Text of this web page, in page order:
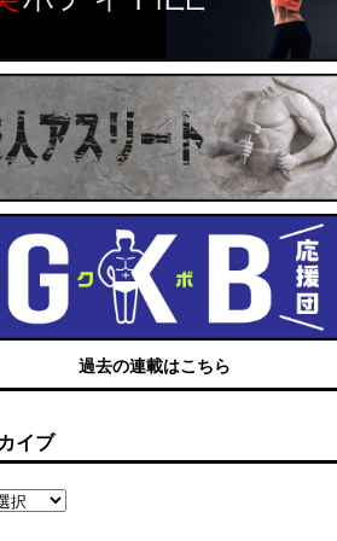
過去の連載はこちら
イブ